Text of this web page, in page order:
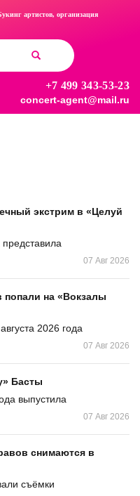
артистов, организация
+7 499 343-53-23
concert-agent@mail.ru
экстрим в «Целуй
07 Авг 2026
на «Вокзалы
2026 года
07 Авг 2026
Басты
выпустила
07 Авг 2026
снимаются в
съёмки